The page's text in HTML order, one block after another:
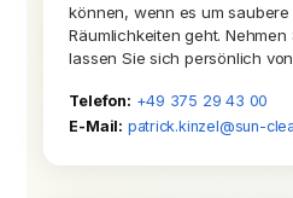
können, wenn es um
Räumlichkeiten geht.
lassen Sie sich persönlich
Telefon: +49 375 29 43 00
E-Mail: patrick.kinzel@sun-